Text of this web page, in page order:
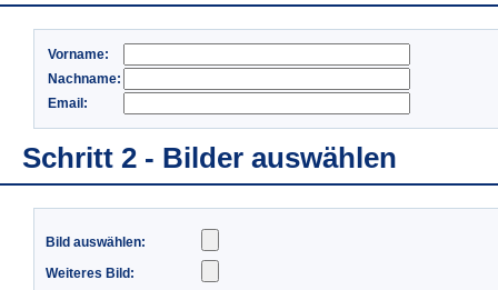
Vorname:
Nachname:
Email:
Schritt 2 - Bilder auswählen
Bild auswählen:
Weiteres Bild: